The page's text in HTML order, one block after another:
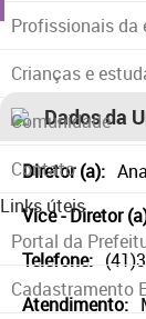
Profissionais da
Crianças e
Comunidade
Contato
Links úteis
Portal da
Cadastramento
Dados da
Diretor (a):
Vice - Diretor
Telefone:
Atendimento: